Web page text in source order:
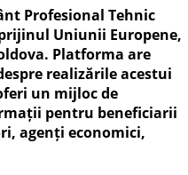
Profesional Tehnic
Uniunii Europene,
Platforma are
realizările acestui
un mijloc de
pentru beneficiarii
agenți economici,